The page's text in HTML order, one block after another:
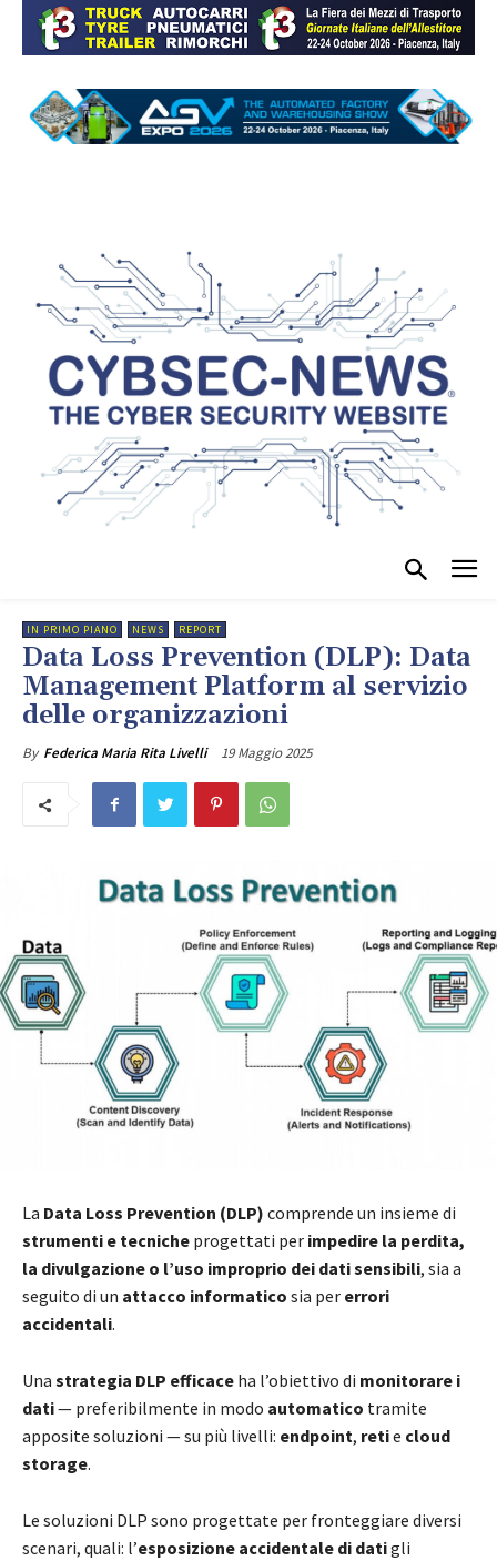
IN PRIMO PIANO NEWS REPORT
Data Loss Prevention (DLP): Data
Management Platform al servizio
delle organizzazioni
By Federica Maria Rita Livelli 19 Maggio 2025
La Data Loss Prevention (DLP) comprende un insieme di
strumenti e tecniche progettati per impedire la perdita,
la divulgazione o l’uso improprio dei dati sensibili, sia a
seguito di un attacco informatico sia per errori
accidentali.
Una strategia DLP efficace ha l’obiettivo di monitorare i
dati— preferibilmente in modo automatico tramite
apposite soluzioni — su più livelli: endpoint, retie cloud
storage.
Le soluzioni DLP sono progettate per fronteggiare diversi
scenari, quali: l’esposizione accidentale di datigli